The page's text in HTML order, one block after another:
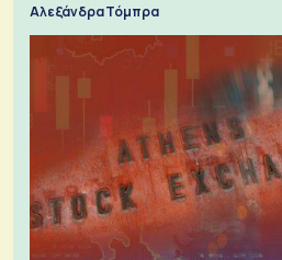
Αλεξάνδρα Τόμπρα